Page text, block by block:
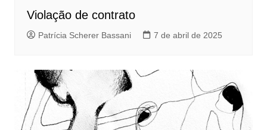
Violação de contrato
Patrícia Scherer Bassani 7 de abril de 2025